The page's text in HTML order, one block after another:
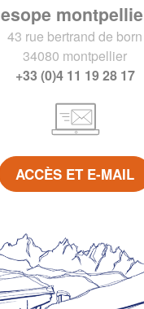
esope
43 rue bertrand de born
34080 montpellier
+33 (0)4 11 19 28 17
ACCÈS ET E-MAIL